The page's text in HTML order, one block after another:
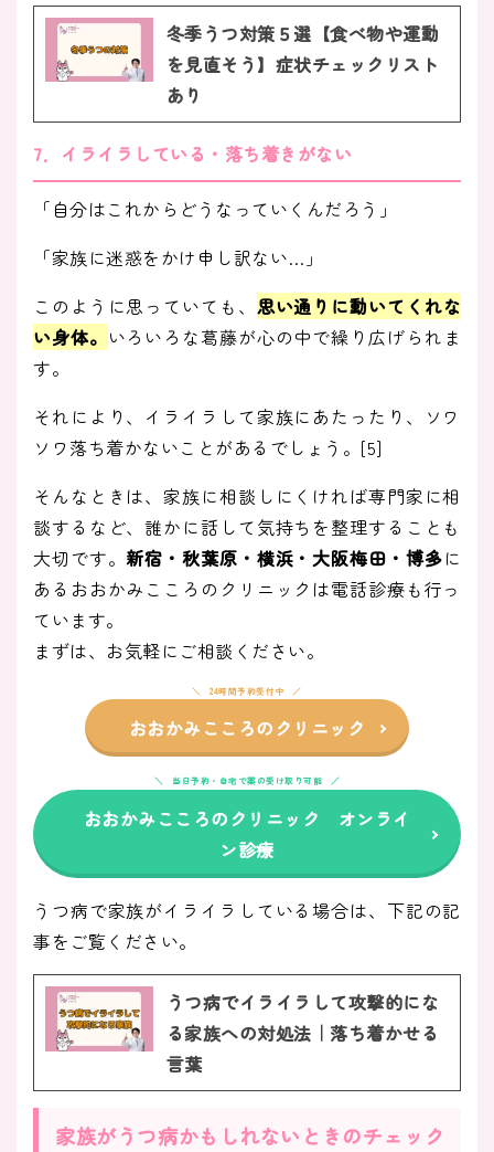
冬季うつ対策５選【食べ物や運動
を見直そう】症状チェックリスト
あり
7．イライラしている・落ち着きがない
「自分はこれからどうなっていくんだろう」
「家族に迷惑をかけ申し訳ない…」
このように思っていても、 思い通りに動いてくれな
い身体。 いろいろな葛藤が心の中で繰り広げられま
す。
それにより、イライラして家族にあたったり、ソワ
ソワ落ち着かないことがあるでしょう。[5]
そんなときは、家族に相談しにくければ専門家に相
談するなど、誰かに話して気持ちを整理することも
大切です。 新宿・秋葉原・横浜・大阪梅田・博多に
あるおおかみこころのクリニックは電話診療も行っ
ています。
まずは、お気軽にご相談ください。
24時間予約受付中
おおかみこころのクリニック
当日予約・自宅で薬の受け取り可能
おおかみこころのクリニック オンライ
ン診療
うつ病で家族がイライラしている場合は、下記の記
事をご覧ください。
うつ病でイライラして攻撃的にな
る家族への対処法｜落ち着かせる
言葉
家族がうつ病かもしれないときのチェック